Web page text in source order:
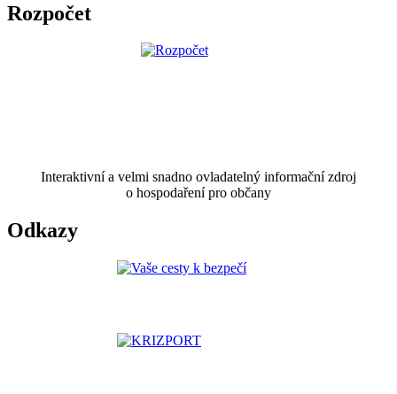
Rozpočet
Interaktivní a velmi snadno ovladatelný informační zdroj
o hospodaření pro občany
Odkazy